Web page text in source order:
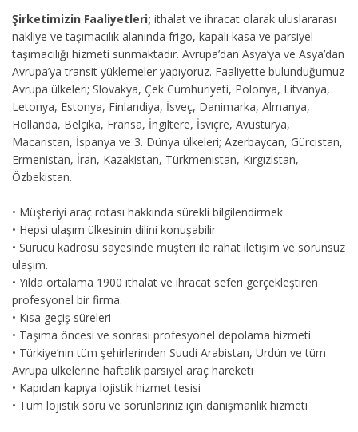
Şirketimizin Faaliyetleri; ithalat ve ihracat olarak uluslararası
nakliye ve taşımacılık alanında frigo, kapalı kasa ve parsiyel
taşımacılığı hizmeti sunmaktadır. Avrupa’dan Asya’ya ve Asya’dan
Avrupa’ya transit yüklemeler yapıyoruz. Faaliyette bulunduğumuz
Avrupa ülkeleri; Slovakya, Çek Cumhuriyeti, Polonya, Litvanya,
Letonya, Estonya, Finlandiya, İsveç, Danimarka, Almanya,
Hollanda, Belçika, Fransa, İngiltere, İsviçre, Avusturya,
Macaristan, İspanya ve 3. Dünya ülkeleri; Azerbaycan, Gürcistan,
Ermenistan, İran, Kazakistan, Türkmenistan, Kırgızistan,
Özbekistan.
• Müşteriyi araç rotası hakkında sürekli bilgilendirmek
• Hepsi ulaşım ülkesinin dilini konuşabilir
• Sürücü kadrosu sayesinde müşteri ile rahat iletişim ve sorunsuz
ulaşım.
• Yılda ortalama 1900 ithalat ve ihracat seferi gerçekleştiren
profesyonel bir firma.
• Kısa geçiş süreleri
• Taşıma öncesi ve sonrası profesyonel depolama hizmeti
• Türkiye’nin tüm şehirlerinden Suudi Arabistan, Ürdün ve tüm
Avrupa ülkelerine haftalık parsiyel araç hareketi
• Kapıdan kapıya lojistik hizmet tesisi
• Tüm lojistik soru ve sorunlarınız için danışmanlık hizmeti